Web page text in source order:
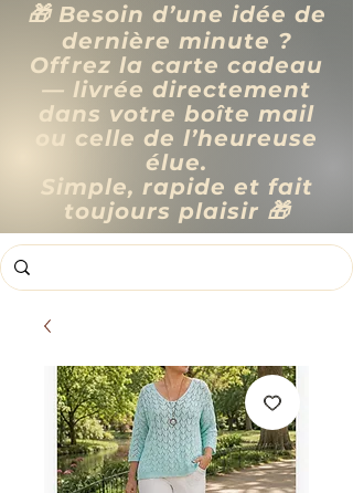
🎁 Besoin d’une idée de
dernière minute ?
Offrez la carte cadeau
— livrée directement
dans votre boîte mail
ou celle de l’heureuse
élue.
Simple, rapide et fait
toujours plaisir 🎁